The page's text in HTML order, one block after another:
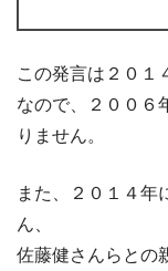
この発言は２０１
なので、２００６
りません。
また、２０１４年
ん、
佐藤健さんらとの